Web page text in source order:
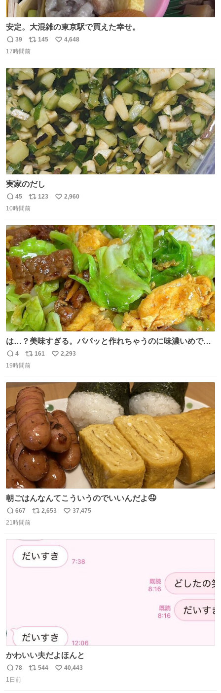
安定。大混雑の東京駅で買えた幸せ。
返
信
39
リ
ポ
ト
数
145
い
数
4,648
17時間前
実家のだし
返
信
45
リ
ポ
ト
数
123
い
数
2,960
10時間前
は…？美味すぎる。パパッと作れちゃうのに味濃いめで満
足感エグいの天才だろ🥹
返
信
4
リ
ポ
ト
数
161
い
2,293
19時間前
朝ごはんなんてこういうのでいいんだよ🤤
返
信
667
リ
ト
数
2,653
い
数
37,475
21時間前
かわいい夫だよほんと
返
信
78
リ
544
い
40,443
1日前